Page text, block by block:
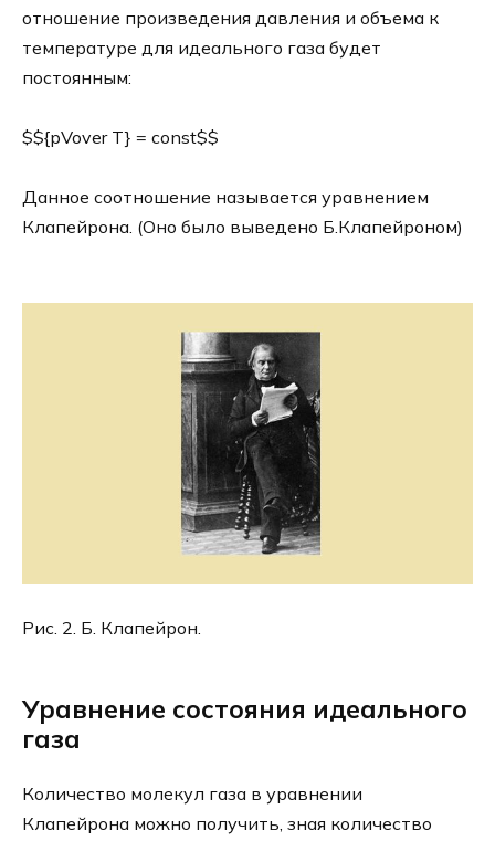
отношение произведения давления и объема к
температуре для идеального газа будет
постоянным:
$${pVover T} = const$$
Данное соотношение называется уравнением
Клапейрона. (Оно было выведено Б.Клапейроном)
Рис. 2. Б. Клапейрон.
Уравнение состояния идеального
газа
Количество молекул газа в уравнении
Клапейрона можно получить, зная количество